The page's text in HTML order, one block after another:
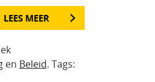
LEES MEER
en Beleid. Tags: